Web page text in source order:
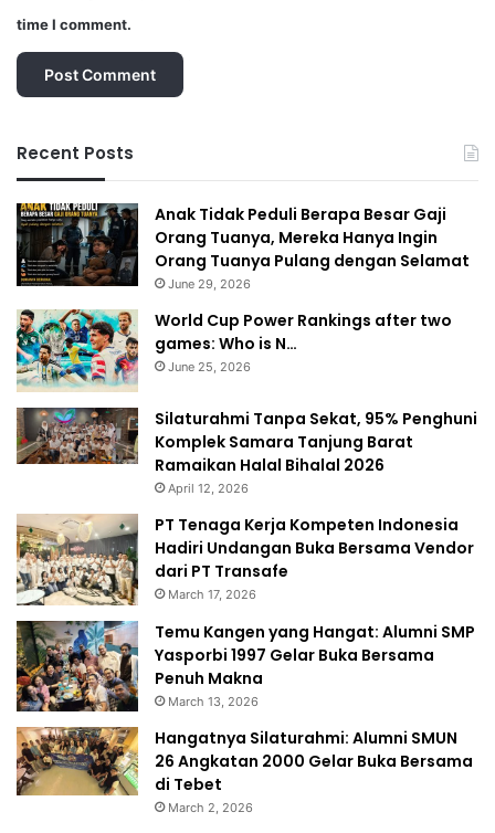
time I comment.
Recent Posts
Anak Tidak Peduli Berapa Besar Gaji
Orang Tuanya, Mereka Hanya Ingin
Orang Tuanya Pulang dengan Selamat
June 29, 2026
World Cup Power Rankings after two
games: Who is N…
June 25, 2026
Silaturahmi Tanpa Sekat, 95% Penghuni
Komplek Samara Tanjung Barat
Ramaikan Halal Bihalal 2026
April 12, 2026
PT Tenaga Kerja Kompeten Indonesia
Hadiri Undangan Buka Bersama Vendor
dari PT Transafe
March 17, 2026
Temu Kangen yang Hangat: Alumni SMP
Yasporbi 1997 Gelar Buka Bersama
Penuh Makna
March 13, 2026
Hangatnya Silaturahmi: Alumni SMUN
26 Angkatan 2000 Gelar Buka Bersama
di Tebet
March 2, 2026